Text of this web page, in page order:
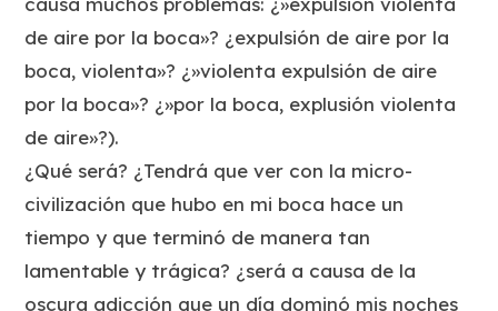
de aire por la boca»? ¿expulsión de aire por la
boca, violenta»? ¿»violenta expulsión de aire
por la boca»? ¿»por la boca, explusión violenta
de aire»?).
¿Qué será? ¿Tendrá que ver con la micro-
civilización que hubo en mi boca hace un
tiempo y que terminó de manera tan
lamentable y trágica? ¿será a causa de la
oscura adicción que un día dominó mis noches